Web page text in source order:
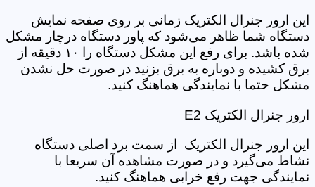
این ارور جنرال الکتریک زمانی بر روی صفحه نمایش
دستگاه شما ظاهر می‌شود که پاور دستگاه درچار مشکل
شده باشد. برای رفع این مشکل دستگاه را ۱۰ دقیقه از
برق کشیده و دوباره به برق بزنید در صورت حل نشدن
مشکل حتما با نمایندگی هماهنگ کنید.
ارور جنرال الکتریک E2
این ارور جنرال الکتریک از سمت برد اصلی دستگاه
نشاط می‌گیرد و در صورت مشاهده آن سریعا با
نمایندگی جهت رفع خرابی هماهنگ کنید.